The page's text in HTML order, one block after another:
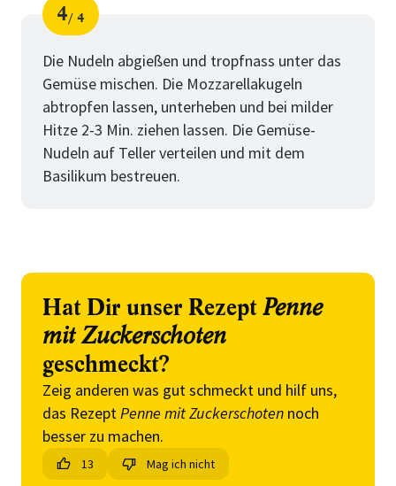
Schritt
4
von
4
Die Nudeln abgießen und tropfnass unter das
Gemüse mischen. Die Mozzarellakugeln
abtropfen lassen, unterheben und bei milder
Hitze 2-3 Min. ziehen lassen. Die Gemüse-
Nudeln auf Teller verteilen und mit dem
Basilikum bestreuen.
Hat Dir unser Rezept Penne
mit Zuckerschoten
geschmeckt?
Zeig anderen was gut schmeckt und hilf uns,
das RezeptPenne mit Zuckerschoten noch
besser zu machen.
13 Mag ich nicht